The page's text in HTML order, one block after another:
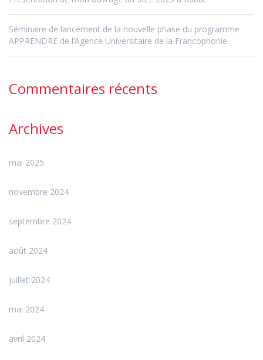
Séminaire de lancement de la nouvelle phase du programme
APPRENDRE de l’Agence Universitaire de la Francophonie
Commentaires récents
Archives
mai 2025
novembre 2024
septembre 2024
août 2024
juillet 2024
mai 2024
avril 2024